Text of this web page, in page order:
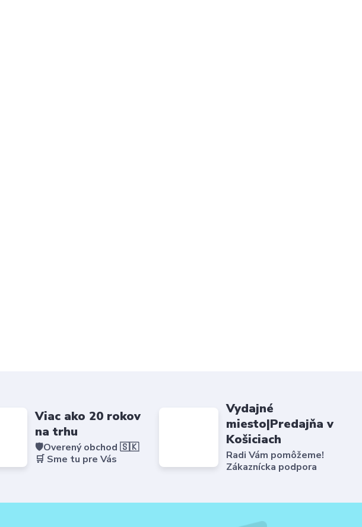
Viac ako 20 rokov
na trhu
🛡️Overený obchod 🇸🇰
🛒 Sme tu pre Vás
Vydajné
miesto|Predajňa v
Košiciach
Radi Vám pomôžeme!
Zákaznícka podpora